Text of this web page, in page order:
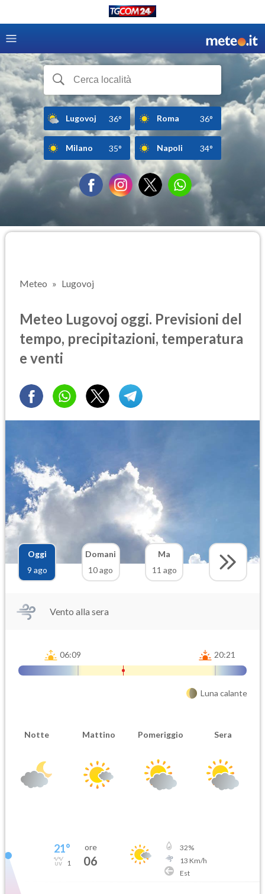
Lugovoj 36° Roma 36°
Milano 35° Napoli 34°
Meteo Lugovoj
Meteo Lugovoj oggi. Previsioni del
tempo, precipitazioni, temperatura
e venti
Oggi
9 ago
Domani
10 ago
Ma
11 ago
Vento alla sera
06:09 20:21
Luna calante
Notte Mattino Pomeriggio Sera
21°
1
ore
06
32%
13 Km/h
Est